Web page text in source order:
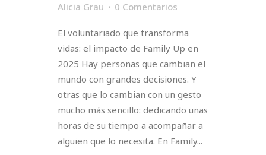
Alicia Grau
0 Comentarios
El voluntariado que transforma
vidas: el impacto de Family Up en
2025 Hay personas que cambian el
mundo con grandes decisiones. Y
otras que lo cambian con un gesto
mucho más sencillo: dedicando unas
horas de su tiempo a acompañar a
alguien que lo necesita. En Family...